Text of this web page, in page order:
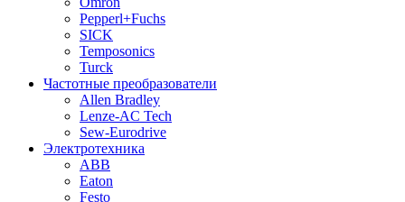
Pepperl+Fuchs
SICK
Temposonics
Turck
Частотные преобразователи
Allen Bradley
Lenze-AC Tech
Sew-Eurodrive
Электротехника
ABB
Eaton
Festo